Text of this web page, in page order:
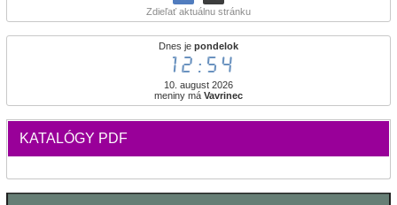
Zdieľať aktuálnu stránku
Dnes je pondelok
12:54
10. august 2026
meniny má Vavrinec
KATALÓGY PDF